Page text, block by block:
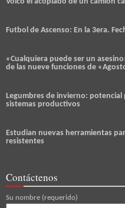
Futbol de Ascenso: En la 3era.
«Cualquiera puede ser un
de las nueve funciones de
Legumbres de invierno:
sistemas productivos
Estudian nuevas herramientas
resistentes
Contáctenos
Su nombre (requerido)